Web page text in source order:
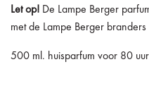
Let op! De Lampe Berger
met de Lampe Berger branders
500 ml. huisparfum voor 80